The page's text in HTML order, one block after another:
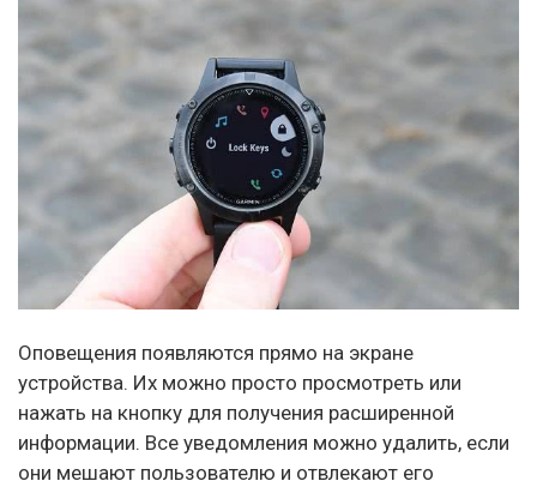
Оповещения появляются прямо на экране
устройства. Их можно просто просмотреть или
нажать на кнопку для получения расширенной
информации. Все уведомления можно удалить, если
они мешают пользователю и отвлекают его